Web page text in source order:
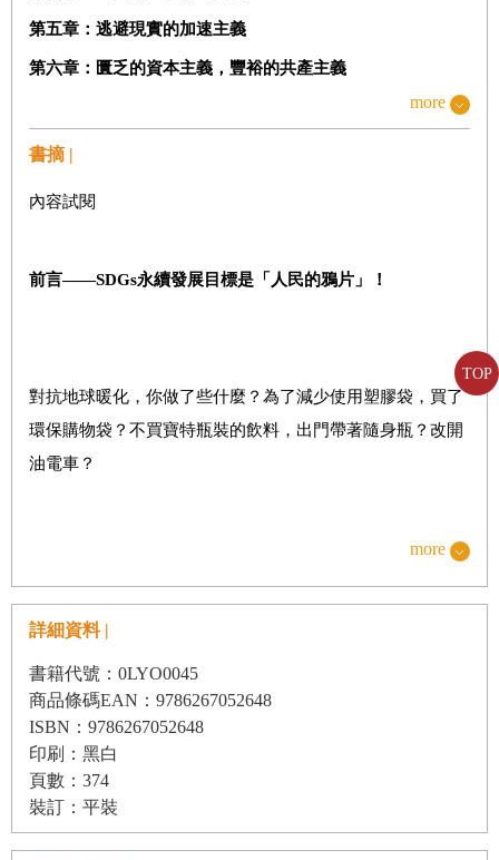
TOP
第五章：逃避現實的加速主義
第六章：匱乏的資本主義，豐裕的共產主義
第八章：以「氣候正義」作為槓桿
more
書摘 |
內容試閱
前言——SDGs永續發展目標是「人民的鴉片」！
對抗地球暖化，你做了些什麼？為了減少使用塑膠袋，買了
環保購物袋？不買寶特瓶裝的飲料，出門帶著隨身瓶？改開
油電車？
我們就直截了當地說吧！光有這樣的善意是沒有意義的。不
化，已經有所作為，就不會付諸真正必要的、更大膽的行
動。這樣的消費行為就像「免罪符」，讓我們免除良心的苛
責，忽視現實的危機。這些「漂綠（Greenwashing）」的行
為，為資本家們塑造出環保愛地球的假象；而我們卻簡簡單
單地，就落入陷阱。
more
詳細資料 |
書籍代號：0LYO0045
商品條碼EAN：9786267052648
ISBN：9786267052648
印刷：黑白
頁數：374
裝訂：平裝